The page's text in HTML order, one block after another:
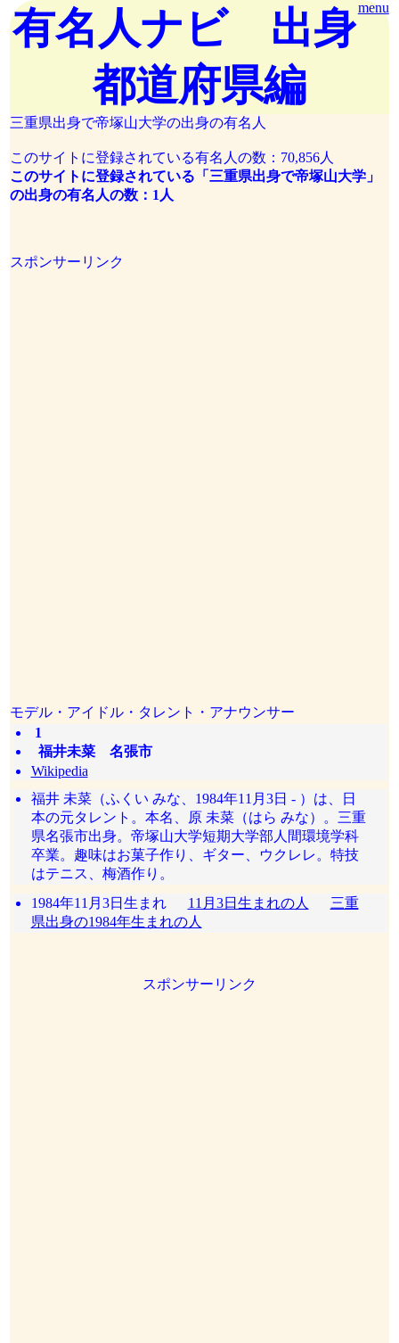
menu
有名人ナビ 出身
都道府県編
三重県出身で帝塚山大学の出身の有名人
このサイトに登録されている有名人の数：70,856人
このサイトに登録されている「三重県出身で帝塚山大学」
の出身の有名人の数：1人
スポンサーリンク
モデル・アイドル・タレント・アナウンサー
1
福井未菜 名張市
Wikipedia
福井 未菜（ふくい みな、1984年11月3日 - ）は、日
本の元タレント。本名、原 未菜（はら みな）。三重
県名張市出身。帝塚山大学短期大学部人間環境学科
卒業。趣味はお菓子作り、ギター、ウクレレ。特技
はテニス、梅酒作り。
1984年11月3日生まれ 11月3日生まれの人
三重
県出身の1984年生まれの人
スポンサーリンク